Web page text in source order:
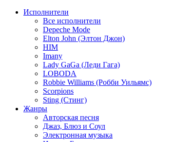
Исполнители
Все исполнители
Depeche Mode
Elton John (Элтон Джон)
HIM
Imany
Lady GaGa (Леди Гага)
LOBODA
Robbie Williams (Робби Уильямс)
Scorpions
Sting (Стинг)
Жанры
Авторская песня
Джаз, Блюз и Соул
Электронная музыка